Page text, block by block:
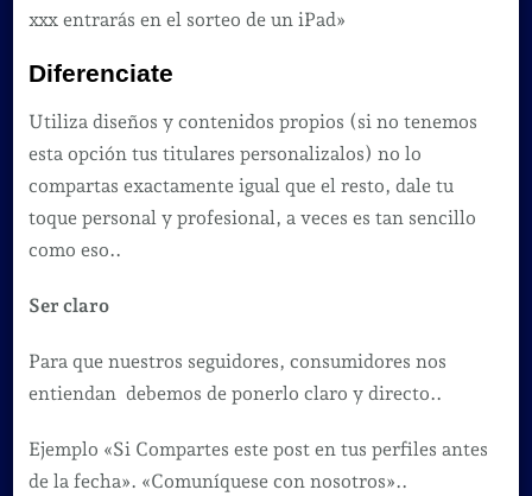
xxx entrarás en el sorteo de un iPad»
Diferenciate
Utiliza diseños y contenidos propios (si no tenemos
esta opción tus titulares personalizalos) no lo
compartas exactamente igual que el resto, dale tu
toque personal y profesional, a veces es tan sencillo
como eso..
Ser claro
Para que nuestros seguidores, consumidores nos
entiendan debemos de ponerlo claro y directo..
Ejemplo «Si Compartes este post en tus perfiles antes
de la fecha». «Comuníquese con nosotros»..